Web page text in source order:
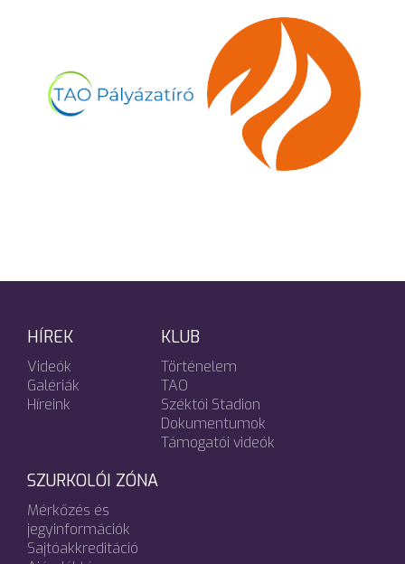
HÍREK
Videók
Galériák
Híreink
KLUB
Történelem
TAO
Széktói Stadion
Dokumentumok
Támogatói videók
SZURKOLÓI ZÓNA
Mérkőzés és
jegyinformációk
Sajtóakkreditáció